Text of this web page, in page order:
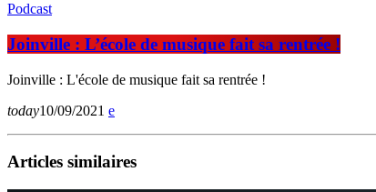
Podcast
Joinville : L’école de musique fait sa rentrée !
Joinville : L'école de musique fait sa rentrée !
today10/09/2021
Articles similaires